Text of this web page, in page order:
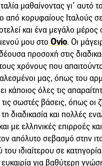
μαθαίνοντας γι’ αυτό
από κορυφαίους Ιταλούς
και ένα μεγάλο μέρος
μου στο Οvio. Οι
προσοχή στις
χρόνους που
μας, όπως του
κάποιος όλες τις
σωστές βάσεις, όπως οι
διαδικασία και πολλές
με ελληνικές επιρροές
απόλυτο σεβασμό στην
ιδιαίτερου σε
ευκαιρία για βαθύτερη